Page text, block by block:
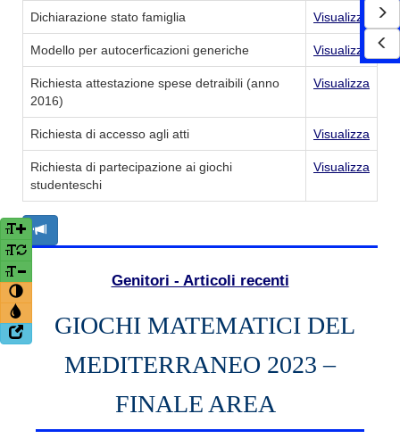
Dichiarazione stato famiglia Visualizza
Modello per autocerficazioni generiche Visualizza
Richiesta attestazione spese detraibili (anno
2016)
Visualizza
Richiesta di accesso agli atti Visualizza
Richiesta di partecipazione ai giochi
studenteschi
Visualizza
Genitori - Articoli recenti
GIOCHI MATEMATICI DEL
MEDITERRANEO 2023 –
FINALE AREA